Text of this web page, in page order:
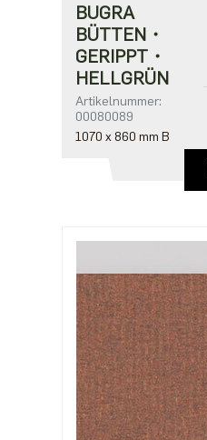
BUGRA
BÜTTEN・
GERIPPT・
HELLGRÜN
Artikelnummer:
00080089
1070 x 860 mm B